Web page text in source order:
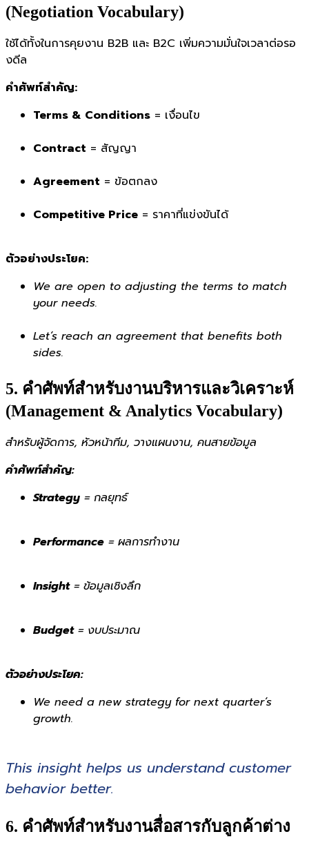
(Negotiation Vocabulary)
ใช้ได้ทั้งในการคุยงาน B2B และ B2C เพิ่มความมั่นใจเวลาต่อรอ
งดีล
คำศัพท์สำคัญ:
Terms & Conditions = เงื่อนไข
Contract = สัญญา
Agreement = ข้อตกลง
Competitive Price = ราคาที่แข่งขันได้
ตัวอย่างประโยค:
We are open to adjusting the terms to match
your needs.
Let’s reach an agreement that benefits both
sides.
5. คำศัพท์สำหรับงานบริหารและวิเคราะห์
(Management & Analytics Vocabulary)
สำหรับผู้จัดการ, หัวหน้าทีม, วางแผนงาน, คนสายข้อมูล
คำศัพท์สำคัญ:
Strategy = กลยุทธ์
Performance = ผลการทำงาน
Insight= ข้อมูลเชิงลึก
Budget= งบประมาณ
ตัวอย่างประโยค:
We need a new strategy for next quarter’s
growth.
This insight helps us understand customer
behavior better.
6. คำศัพท์สำหรับงานสื่อสารกับลูกค้าต่าง